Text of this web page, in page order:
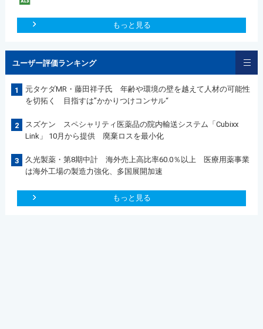
もっと見る
ユーザー評価ランキング
1
元タケダMR・藤田祥子氏 年齢や環境の壁を越えて人材の可能性
を切拓く 目指すは”かかりつけコンサル“
2
スズケン スペシャリティ医薬品の院内輸送システム「Cubixx
Link」 10月から提供 廃棄ロスを最小化
3
久光製薬・第8期中計 海外売上高比率60.0％以上 医療用薬事業
は海外工場の製造力強化、多国展開加速
もっと見る